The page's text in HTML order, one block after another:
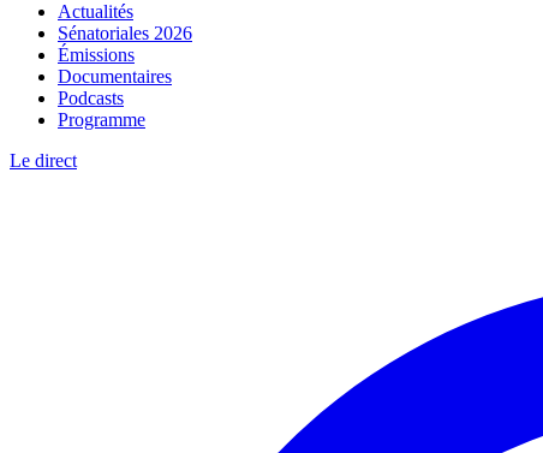
Actualités
Sénatoriales 2026
Émissions
Documentaires
Podcasts
Programme
Le direct